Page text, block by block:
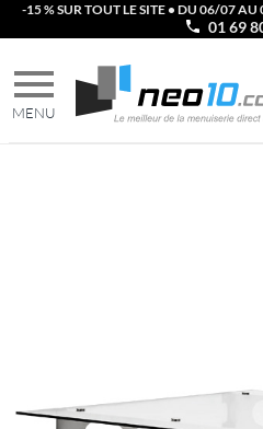
-15 % SUR TOUT LE SITE • DU 06/07
01 69